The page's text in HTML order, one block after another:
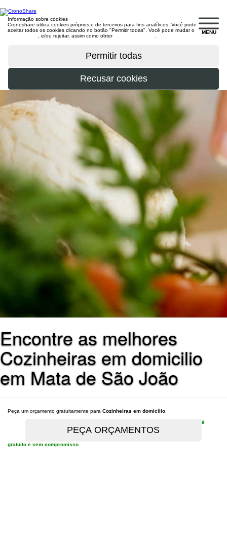
MENU
Informação sobre cookies
Cronoshare utiliza cookies próprios e de terceiros para fins analíticos. Você pode
aceitar todos os cookies clicando no botão "Permitir todas". Você pode mudar o
, e/ou rejeitar, assim como obter
Encontre as melhores
Cozinheiras em domicilio
em Mata de São João
Peça um orçamento gratuitamente para Cozinheiras em domicílio
é
gratuito e sem compromisso